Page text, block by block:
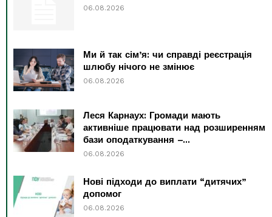
06.08.2026
Ми й так сім’я: чи справді реєстрація
шлюбу нічого не змінює
06.08.2026
Леся Карнаух: Громади мають
активніше працювати над розширенням
бази оподаткування –...
06.08.2026
Нові підходи до виплати “дитячих”
допомог
06.08.2026